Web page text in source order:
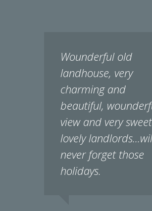
Wounderful old
landhouse, very
charming and
beautiful,
view and very sweet
lovely
never forget those
holidays.